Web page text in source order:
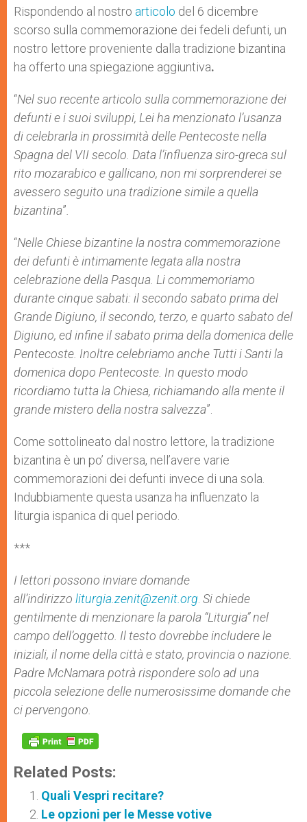
p
p
g
e
r
o
k
r
Rispondendo al nostro articolo del 6 dicembre
scorso sulla commemorazione dei fedeli defunti, un
nostro lettore proveniente dalla tradizione bizantina
ha offerto una spiegazione aggiuntiva.
“Nel suo recente articolo sulla commemorazione dei
defunti e i suoi sviluppi, Lei ha menzionato l’usanza
di celebrarla in prossimità delle Pentecoste nella
Spagna del VII secolo. Data l’influenza siro-greca sul
rito mozarabico e gallicano, non mi sorprenderei se
avessero seguito una tradizione simile a quella
bizantina”
“Nelle Chiese bizantine la nostra commemorazione
dei defunti è intimamente legata alla nostra
celebrazione della Pasqua. Li commemoriamo
durante cinque sabati: il secondo sabato prima del
Grande Digiuno, il secondo, terzo, e quarto sabato del
Digiuno, ed infine il sabato prima della domenica delle
Pentecoste. Inoltre celebriamo anche Tutti i Santi la
domenica dopo Pentecoste. In questo modo
ricordiamo tutta la Chiesa, richiamando alla menteil
grande mistero della nostra salvezza”.
Come sottolineato dal nostro lettore, la tradizione
bizantina è un po’ diversa, nell’avere varie
commemorazioni dei defunti invece di una sola.
Indubbiamente questa usanza ha influenzato la
liturgia ispanica di quel periodo.
***
I lettori possono inviare domande
all’indirizzo liturgia.zenit@zenit.org Si chiede
gentilmente di menzionare la parola “Liturgia” nel
campo dell’oggetto. Il testo dovrebbe includere le
iniziali, il nome della città e stato, provincia o nazione.
Padre McNamara potrà rispondere solo ad una
piccola selezione delle numerosissime domande che
ci pervengono.
Related Posts:
Quali Vespri recitare?
Le opzioni per le Messe votive